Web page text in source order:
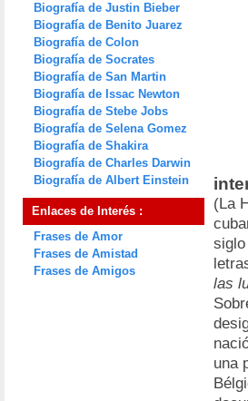
Biografía de Justin Bieber
Biografía de Benito Juarez
Biografía de Colon
Biografía de Socrates
Biografía de San Martin
Biografía de Issac Newton
Biografía de Stebe Jobs
Biografía de Selena Gomez
Biografía de Shakira
Biografía de Charles Darwin
Biografía de Albert Einstein
Enlaces de Interés :
Frases de Amor
Frases de Amistad
Frases de Amigos
(La
las
una